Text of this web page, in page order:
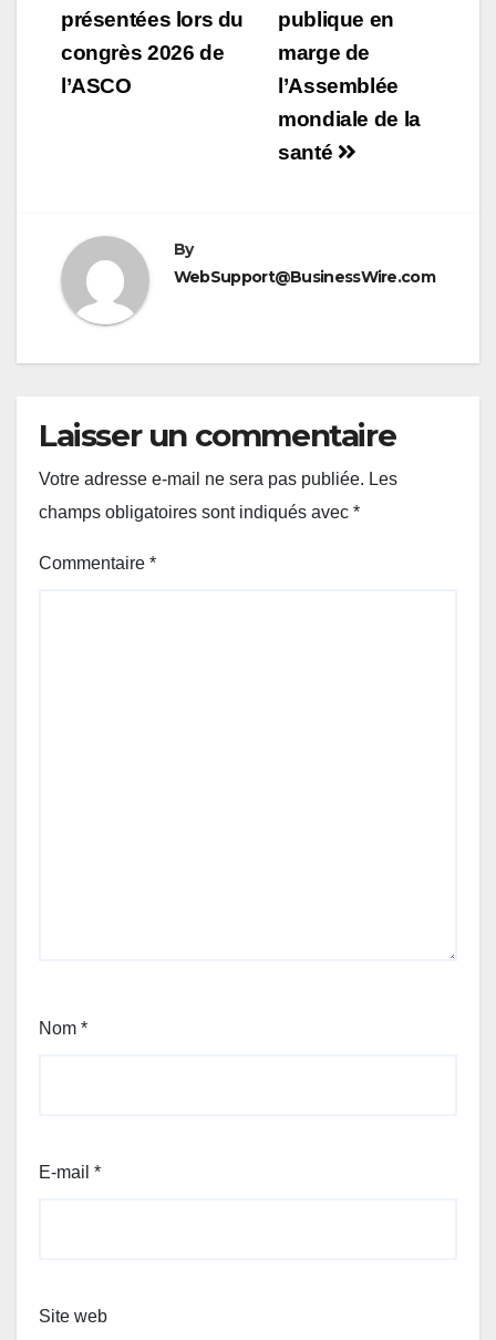
publique en
marge de
l’Assemblée
mondiale de la
santé
présentées lors du
congrès 2026 de
l’ASCO
By
WebSupport@BusinessWire.com
Laisser un commentaire
Votre adresse e-mail ne sera pas publiée. Les
champs obligatoires sont indiqués avec *
Commentaire *
Nom *
E-mail *
Site web